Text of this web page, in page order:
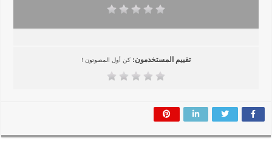
تقييم المستخدمون: كن أول المصوتون !